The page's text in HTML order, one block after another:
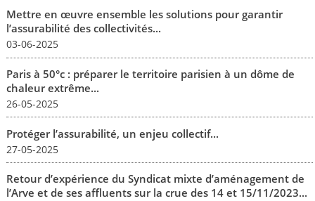
Mettre en œuvre ensemble les solutions pour garantir
l’assurabilité des collectivités...
03-06-2025
Paris à 50°c : préparer le territoire parisien à un dôme de
chaleur extrême...
26-05-2025
Protéger l’assurabilité, un enjeu collectif...
27-05-2025
Retour d’expérience du Syndicat mixte d’aménagement de
l’Arve et de ses affluents sur la crue des 14 et 15/11/2023...